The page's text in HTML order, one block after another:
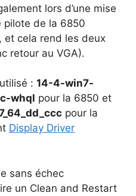
lors d’une mise
pilote de la 6850
et cela rend les deux
retour au VGA).
: 14-4-win7-
whql pour la 6850 et
pour la
Display Driver
sans échec
un Clean and Restart